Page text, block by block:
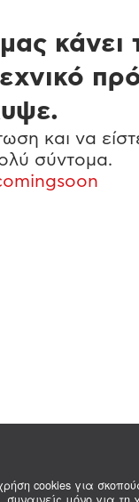
cookies για
κάνει
και να
σύντομα.